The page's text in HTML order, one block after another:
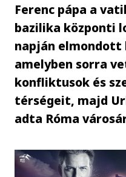
Ferenc pápa a
bazilika központi
napján elmondott
amelyben sorra
konfliktusok és
térségeit, majd
adta Róma